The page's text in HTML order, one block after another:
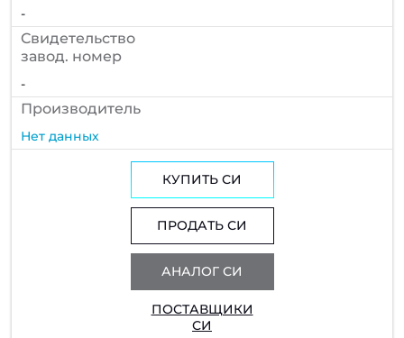
-
Cвидетельство
завод. номер
-
Производитель
Нет данных
КУПИТЬ СИ
ПРОДАТЬ СИ
АНАЛОГ СИ
ПОСТАВЩИКИ
СИ